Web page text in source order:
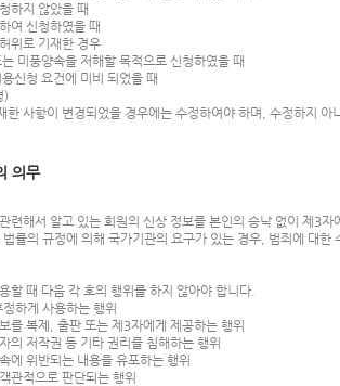
하지 않았을 때
여 신청하였을 때
위로 기재한 경우
미풍양속을 저해할 목적으로 신청하였을 때
신청 요건에 미비 되었을 때
)
한 사항이 변경되었을 경우에는 수정하여야 하며, 수정하지
의무
련해서 알고 있는 회원의 신상 정보를 본인의 승낙 없이 제3
률의 규정에 의해 국가기관의 요구가 있는 경우, 범죄에 대
할 때 다음 각 호의 행위를 하지 않아야 합니다.
하게 사용하는 행위
를 복제, 출판 또는 제3자에게 제공하는 행위
의 저작권 등 기타 권리를 침해하는 행위
에 위반되는 내용을 유포하는 행위
관적으로 판단되는 행위